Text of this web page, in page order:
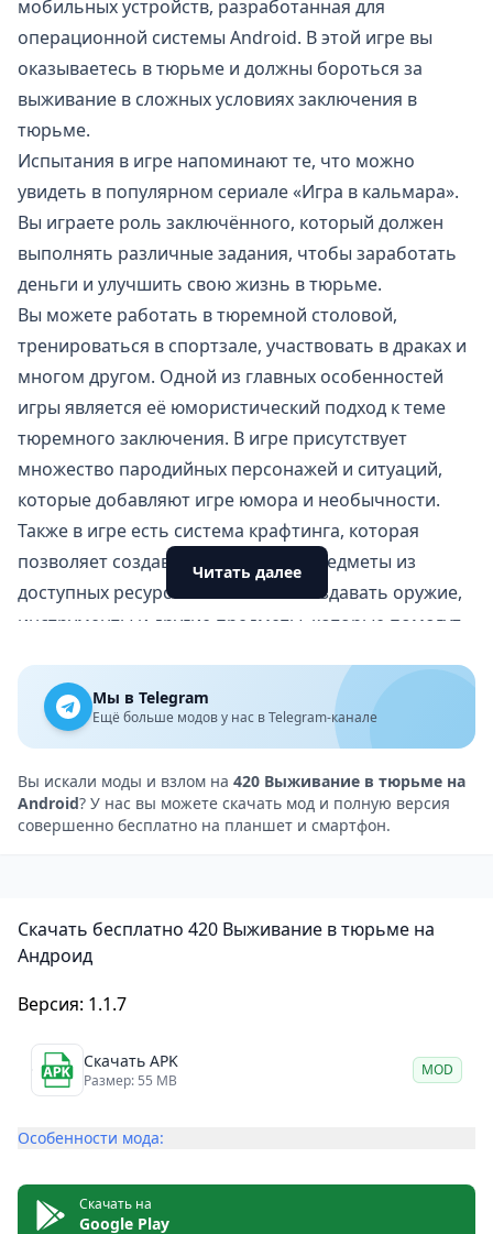
мобильных устройств, разработанная для
операционной системы Android. В этой игре вы
оказываетесь в тюрьме и должны бороться за
выживание в сложных условиях заключения в
тюрьме.
Испытания в игре напоминают те, что можно
увидеть в популярном сериале «Игра в кальмара».
Вы играете роль заключённого, который должен
выполнять различные задания, чтобы заработать
деньги и улучшить свою жизнь в тюрьме.
Вы можете работать в тюремной столовой,
тренироваться в спортзале, участвовать в драках и
многом другом. Одной из главных особенностей
игры является её юмористический подход к теме
тюремного заключения. В игре присутствует
множество пародийных персонажей и ситуаций,
которые добавляют игре юмора и необычности.
Также в игре есть система крафтинга, которая
позволяет создавать различные предметы из
доступных ресурсов. Вы можете создавать оружие,
инструменты и другие предметы, которые помогут
Ключевые особенности игры 420 Выживание в
тюрьме на Android
Юмористический подход к теме тюремного
заключения.
Широкий выбор заданий и возможностей для
выживания в тюрьме.
Простая и понятная графика и управление.
Недостатки
В игре присутствует реклама, которую можно
Некоторые игроки могут найти игру слишком
простой или повторяющейся.
игра, которая приглашает вас погрузиться в
интеерсными испытаниями. Игра сочетает в себе
Читать далее
Мы в Telegram
Ещё больше модов у нас в Telegram-канале
Вы искали моды и взлом на 420 Выживание в тюрьме на
Android? У нас вы можете скачать мод и полную версия
совершенно бесплатно на планшет и смартфон.
Скачать бесплатно 420 Выживание в тюрьме на
Андроид
Версия: 1.1.7
Скачать APK
Размер: 55 MB
MOD
Особенности мода:
Скачать на
Google Play